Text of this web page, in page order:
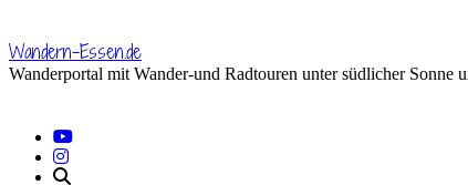
content
Wandern-Essen.de
Wanderportal mit Wander-und Radtouren unter südlicher Sonne